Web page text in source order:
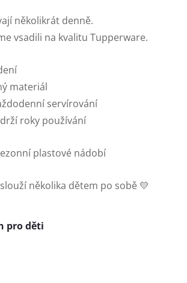
několikrát denně.
vsadili na kvalitu Tupperware.
materiál
servírování
roky používání
plastové nádobí
několika dětem po sobě 💛
pro děti